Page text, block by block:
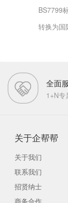
BS7799
转换为国
全面
1+N专
关于企帮帮
关于我们
联系我们
招贤纳士
商务合作